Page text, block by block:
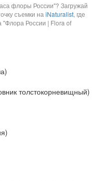
флоры России"? Загружай
съемки на iNaturalist, где
"Флора России | Flora of
толстокорневищный)